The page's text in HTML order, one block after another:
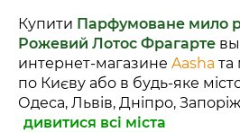
Купити Парфумоване мило
Рожевий Лотос Фрагарте
интернет-магазине Aasha та
по Києву або в будь-яке
Одеса, Львів, Дніпро,
дивитися всі міста